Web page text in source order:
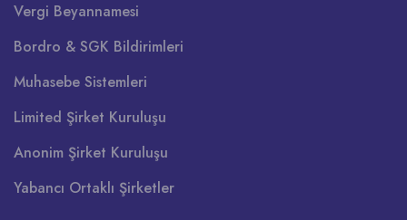
Vergi Beyannamesi
Bordro & SGK Bildirimleri
Muhasebe Sistemleri
Limited Şirket Kuruluşu
Anonim Şirket Kuruluşu
Yabancı Ortaklı Şirketler